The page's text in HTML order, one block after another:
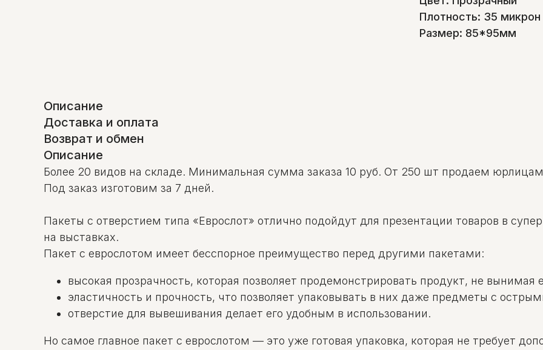
Плотность: 35 микрон
Размер: 85*95мм
Описание
Доставка и оплата
Возврат и обмен
Описание
Более 20 видов на складе. Минимальная сумма заказа 10 руб. От 250 шт продаем
Под заказ изготовим за 7 дней.
Пакеты с отверстием типа «Еврослот» отлично подойдут для презентации товаров в
на выставках.
Пакет с еврослотом имеет бесспорное преимущество перед другими пакетами:
высокая прозрачность, которая позволяет продемонстрировать продукт, не вынимая
эластичность и прочность, что позволяет упаковывать в них даже предметы с
отверстие для вывешивания делает его удобным в использовании.
Но самое главное пакет с еврослотом — это уже готовая упаковка, которая не требует